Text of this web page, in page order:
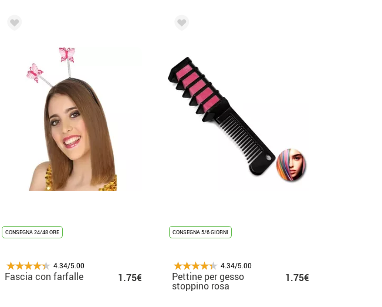
CONSEGNA 24/48 ORE
4.34/5.00
Fascia con farfalle 1.75€
CONSEGNA 5/6 GIORNI
4.34/5.00
Pettine per gesso
stoppino rosa
1.75€